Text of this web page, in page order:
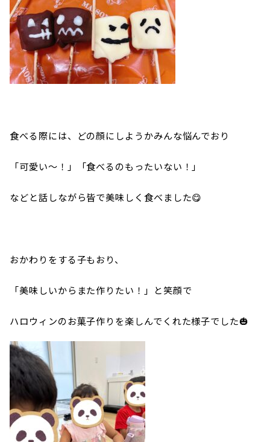
食べる際には、どの顔にしようかみんな悩んでおり
「可愛い～！」「食べるのもったいない！」
などと話しながら皆で美味しく食べました😋
おかわりをする子もおり、
「美味しいからまた作りたい！」と笑顔で
ハロウィンのお菓子作りを楽しんでくれた様子でした🎃